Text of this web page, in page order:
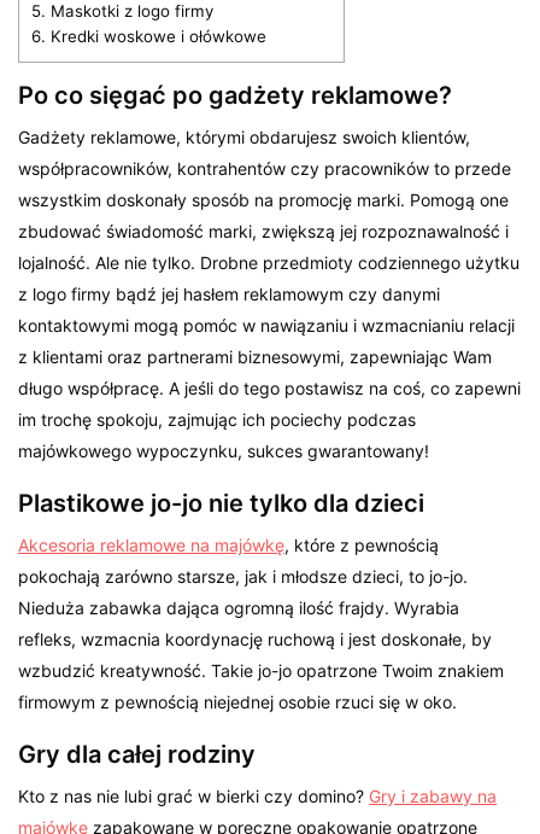
5. Maskotki z logo firmy
6. Kredki woskowe i ołówkowe
Po co sięgać po gadżety reklamowe?
Gadżety reklamowe, którymi obdarujesz swoich klientów,
współpracowników, kontrahentów czy pracowników to przede
wszystkim doskonały sposób na promocję marki. Pomogą one
zbudować świadomość marki, zwiększą jej rozpoznawalność i
lojalność. Ale nie tylko. Drobne przedmioty codziennego użytku
z logo firmy bądź jej hasłem reklamowym czy danymi
kontaktowymi mogą pomóc w nawiązaniu i wzmacnianiu relacji
z klientami oraz partnerami biznesowymi, zapewniając Wam
długo współpracę. A jeśli do tego postawisz na coś, co zapewni
im trochę spokoju, zajmując ich pociechy podczas
majówkowego wypoczynku, sukces gwarantowany!
Plastikowe jo-jo nie tylko dla dzieci
Akcesoria reklamowe na majówkę, które z pewnością
pokochają zarówno starsze, jak i młodsze dzieci, to jo-jo.
Nieduża zabawka dająca ogromną ilość frajdy. Wyrabia
refleks, wzmacnia koordynację ruchową i jest doskonałe, by
wzbudzić kreatywność. Takie jo-jo opatrzone Twoim znakiem
firmowym z pewnością niejednej osobie rzuci się w oko.
Gry dla całej rodziny
Kto z nas nie lubi grać w bierki czy domino? Gry i zabawy na
majówkę zapakowane w poręczne opakowanie opatrzone